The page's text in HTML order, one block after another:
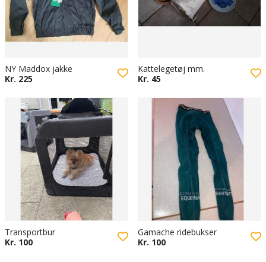
NY Maddox jakke
Kr. 225
Kattelegetøj mm.
Kr. 45
Transportbur
Kr. 100
Gamache ridebukser
Kr. 100